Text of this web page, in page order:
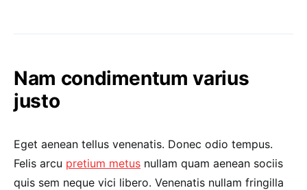
Nam condimentum varius
justo
Eget aenean tellus venenatis. Donec odio tempus.
Felis arcu pretium metus nullam quam aenean sociis
quis sem neque vici libero. Venenatis nullam fringilla